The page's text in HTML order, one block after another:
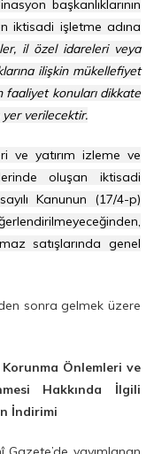
başkanlıklarının
iktisadi işletme adına
il özel idareleri veya
ilişkin mükellefiyet
konuları dikkate
yer verilecektir.
ve yatırım izleme ve
oluşan iktisadi
Kanunun (17/4-p)
satışlarında genel
sonra gelmek üzere
Önlemleri ve
Hakkında İlgili
İndirimi